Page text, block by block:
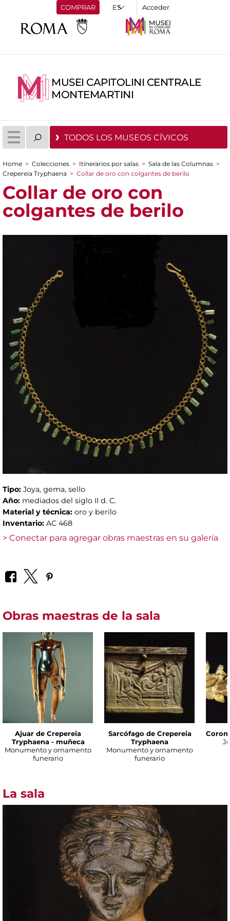
COMPRAR Acceder
MUSEI CAPITOLINI CENTRALE
MONTEMARTINI
TODOS LOS MUSEOS CÍVICOS
You are here
Home > Colecciones > Itinerarios por salas > Sala de las Columnas >
Crepereia Tryphaena > Collar de oro con colgantes de berilo
Collar de oro con
colgantes de berilo
Tipo: Joya, gema, sello
Año: mediados del siglo II d. C.
Material y técnica: oro y berilo
Inventario: AC 468
> Conectar para agregar obras maestras en su galería
Obras maestras de la sala
Ajuar de Crepereia
Tryphaena - muñeca
Monumento y ornamento
funerario
Sarcófago de Crepereia
Tryphaena
Monumento y ornamento
funerario
La sala